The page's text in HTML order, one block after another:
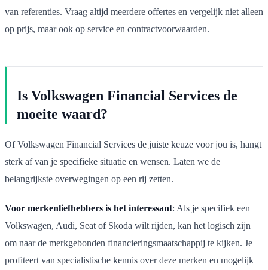
van referenties. Vraag altijd meerdere offertes en vergelijk niet alleen
op prijs, maar ook op service en contractvoorwaarden.
Is Volkswagen Financial Services de
moeite waard?
Of Volkswagen Financial Services de juiste keuze voor jou is, hangt
sterk af van je specifieke situatie en wensen. Laten we de
belangrijkste overwegingen op een rij zetten.
Voor merkenliefhebbers is het interessant: Als je specifiek een
Volkswagen, Audi, Seat of Skoda wilt rijden, kan het logisch zijn
om naar de merkgebonden financieringsmaatschappij te kijken. Je
profiteert van specialistische kennis over deze merken en mogelijk